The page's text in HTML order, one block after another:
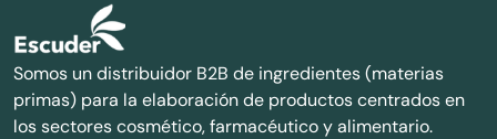
Somos un distribuidor B2B de ingredientes (materias
primas) para la elaboración de productos centrados en
los sectores cosmético, farmacéutico y alimentario.